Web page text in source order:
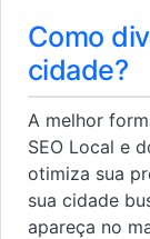
Como
cidade?
A melhor
SEO Local e
otimiza sua
sua cidade
apareça no